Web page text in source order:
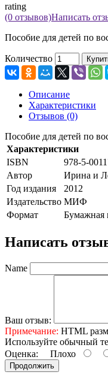
rating
(0 отзывов)Написать
Пособие для детей по
Количество
Описание
Характеристики
Отзывов (0)
Пособие для детей по
Характеристики
ISBN
978-5-
Автор
Ирина и
Год издания
2012
Издательство МИФ
Формат
Бумажная
Написать
Name
Ваш отзыв:
Примечание: HTML
Используйте обычный
Оценка: Плохо
Продолжить